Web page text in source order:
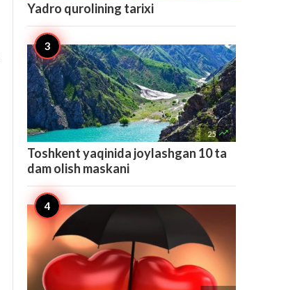
Yadro qurolining tarixi
25 
Toshkent yaqinida joylashgan 10 ta
dam olish maskani